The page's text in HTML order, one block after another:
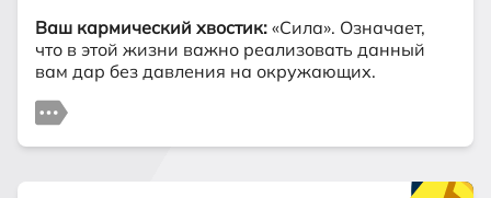
Ваш кармический хвостик: «Сила». Означает,
что в этой жизни важно реализовать данный
вам дар без давления на окружающих.